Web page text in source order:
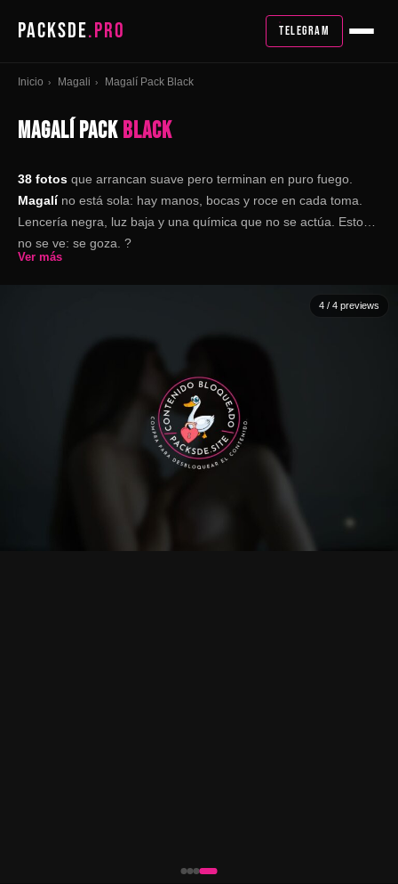
PACKSDE.PRO TELEGRAM
Inicio › Magali › Magalí Pack Black
MAGALÍ PACKBLACK
38 fotos que arrancan suave pero terminan en puro fuego.
Magalíno está sola: hay manos, bocas y roce en cada toma.
Lencería negra, luz baja y una química que no se actúa. Esto
no se ve: se goza. ?
Ver más
4 / 4 previews